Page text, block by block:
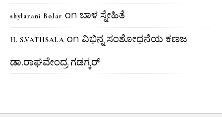
shylarani Bolar on ಬಾಳ ಸ್ನೇಹಿತೆ
H. S.VATHSALA on ವಿಭಿನ್ನ ಸಂಶೋಧನೆಯ ಕಣಜ
ಡಾ.ರಾಘವೇಂದ್ರ ಗಡಗ್ಕರ್